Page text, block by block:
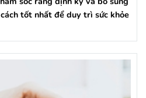
tốt nhất để duy trì sức khỏe